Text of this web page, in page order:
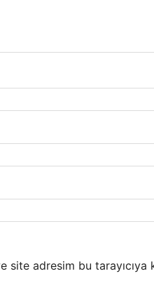
site adresim bu tarayıcıya